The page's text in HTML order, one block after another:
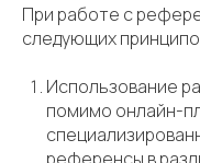
При работе с
следующих
Использование
помимо онлайн-
референсы в